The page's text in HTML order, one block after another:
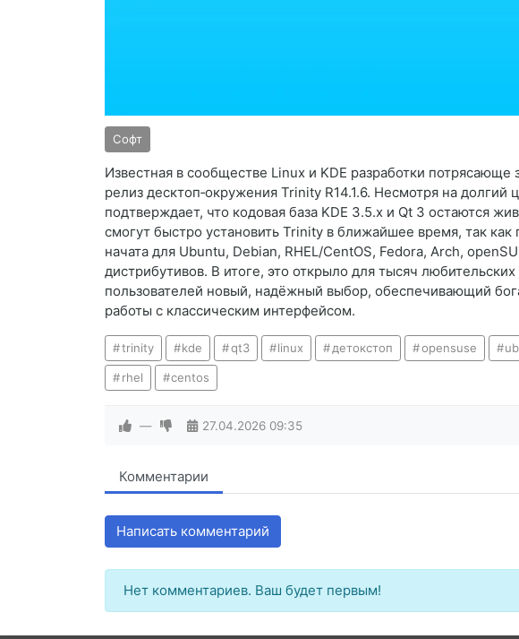
Софт
Известная в сообществе Linux и KDE разработки потрясающе
релиз десктоп‑окружения Trinity R14.1.6. Несмотря на долгий
подтверждает, что кодовая база KDE 3.5.x и Qt 3 остаются
смогут быстро установить Trinity в ближайшее время, так как
начата для Ubuntu, Debian, RHEL/CentOS, Fedora, Arch,
дистрибутивов. В итоге, это открыло для тысяч
пользователей новый, надёжный выбор, обеспечивающий
работы с классическим интерфейсом.
trinity kde qt3 linux детокстоп opensuse
rhel centos
— 27.04.2026 09:35
Комментарии
Написать комментарий
Нет комментариев. Ваш будет первым!